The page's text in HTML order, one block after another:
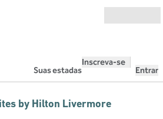
Suas estadas
Inscreva-se
Entrar
by Hilton Livermore